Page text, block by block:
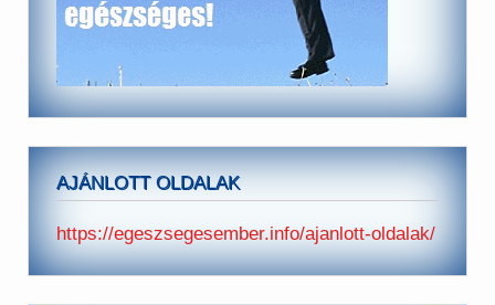
AJÁNLOTT OLDALAK
https://egeszsegesember.info/ajanlott-oldalak/